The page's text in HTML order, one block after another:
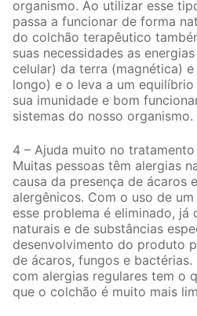
organismo. Ao utilizar esse
passa a funcionar de forma
do colchão terapêutico
suas necessidades as
celular) da terra (magnética)
longo) e o leva a um
sua imunidade e bom
sistemas do nosso organismo.
4 – Ajuda muito no
Muitas pessoas têm alergias
causa da presença de ácaros
alergênicos. Com o uso de
esse problema é eliminado, já
naturais e de substâncias
desenvolvimento do produto
de ácaros, fungos e
com alergias regulares tem o
que o colchão é muito mais